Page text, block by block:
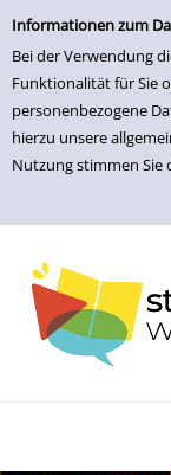
Informationen zum
Bei der Verwendung
Funktionalität für Sie
personenbezogene
hierzu unsere
Nutzung stimmen Sie
zur Navigation springen
zum Inhalt springen
Zur Detailanzeige